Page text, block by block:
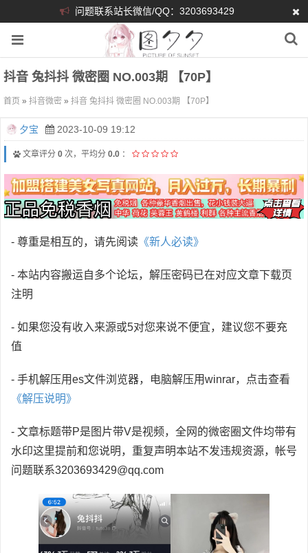
问题联系站长微信/QQ：3203693429
抖音 兔抖抖 微密圈 NO.003期 【70P】
首页 » 抖音微密 » 抖音 兔抖抖 微密圈 NO.003期 【70P】
夕宝 2023-10-09 19:12
文章评分 0 次，平均分 0.0 ：
- 尊重是相互的，请先阅读 《新人必读》
- 本站内容搬运自多个论坛，解压密码已在对应文章下载页
注明
- 如果您没有收入来源或5对您来说不便宜，建议您不要充
值
- 手机解压用es文件浏览器，电脑解压用winrar，点击查看
《解压说明》
- 文章标题带P是图片带V是视频，全网的微密圈文件均带有
水印这里提前和您说明，重复声明本站不发违规资源，帐号
问题联系3203693429@qq.com